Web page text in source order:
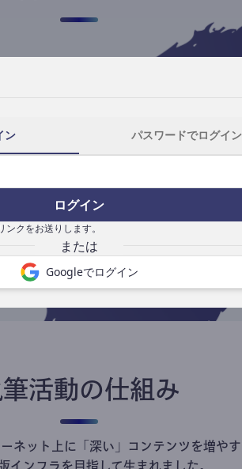
ン パスワードでログイン
ログイン
クをお送りします。
Googleでログイン
筆できる場所です。
活動の仕組み
ネット上に「深い」コンテンツを増や
インフラを目指して生まれました。